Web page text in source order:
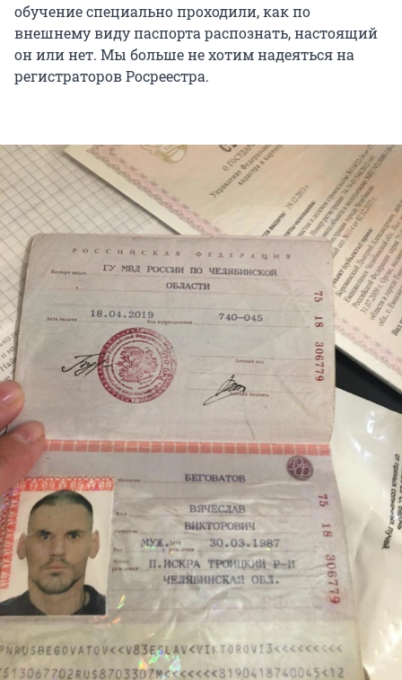
обучение специально проходили, как по
внешнему виду паспорта распознать, настоящий
он или нет. Мы больше не хотим надеяться на
регистраторов Росреестра.